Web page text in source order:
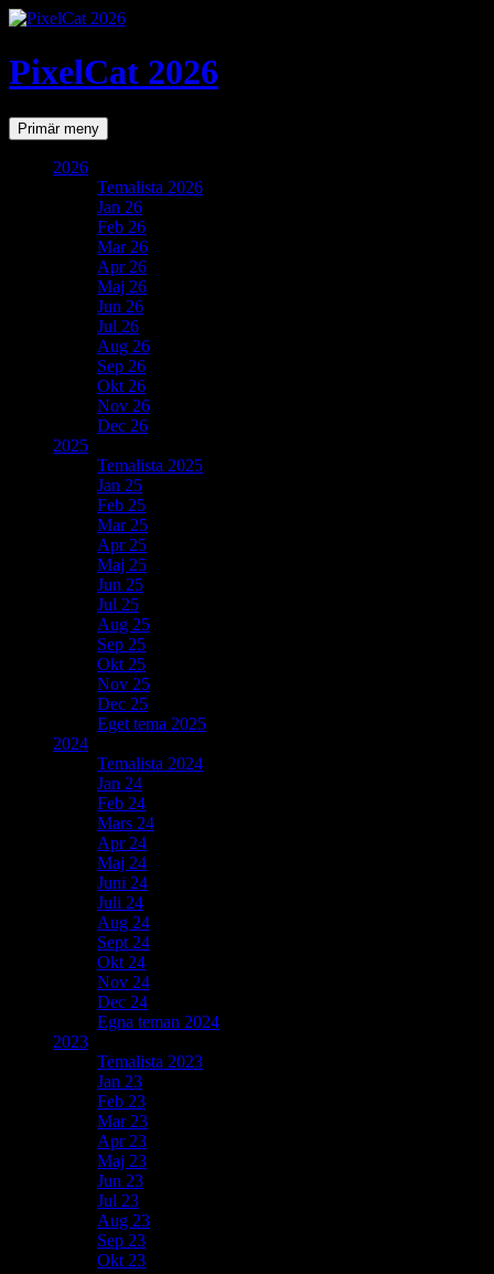
PixelCat 2026
SökPrimär meny Gå
till
2026
Temalista 2026
Jan 26
Feb 26
Mar 26
Apr 26
Maj 26
Jun 26
Jul 26
Aug 26
Sep 26
Okt 26
Nov 26
Dec 26
2025
Temalista 2025
Jan 25
Feb 25
Mar 25
Apr 25
Maj 25
Jun 25
Jul 25
Aug 25
Sep 25
Okt 25
Nov 25
Dec 25
Eget tema 2025
2024
Temalista 2024
Jan 24
Feb 24
Mars 24
Apr 24
Maj 24
Juni 24
Juli 24
Aug 24
Sept 24
Okt 24
Nov 24
Dec 24
Egna teman 2024
2023
Temalista 2023
Jan 23
Feb 23
Mar 23
Apr 23
Maj 23
Jun 23
Jul 23
Aug 23
Sep 23
Okt 23